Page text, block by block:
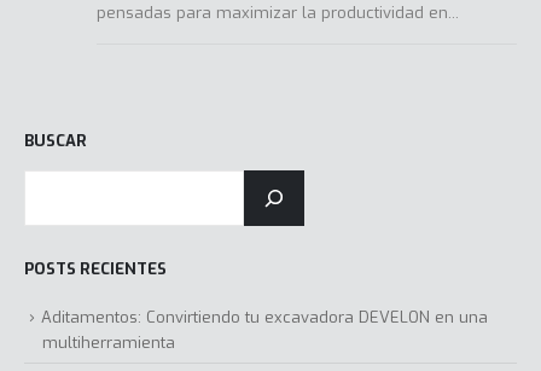
pensadas para maximizar la productividad en...
BUSCAR
POSTS RECIENTES
Aditamentos: Convirtiendo tu excavadora DEVELON en una
multiherramienta